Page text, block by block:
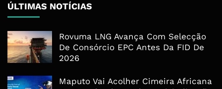
ÚLTIMAS NOTÍCIAS
Rovuma LNG Avança Com Selecção
De Consórcio EPC Antes Da FID De
2026
Maputo Vai Acolher Cimeira Africana